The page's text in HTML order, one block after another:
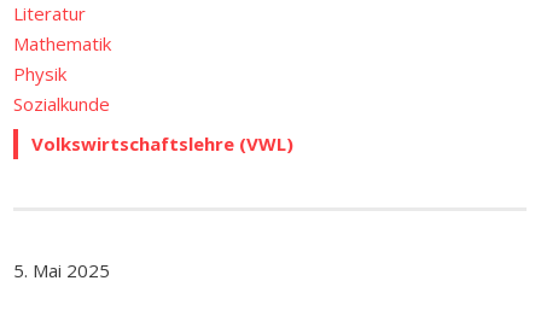
Literatur
Mathematik
Physik
Sozialkunde
Volkswirtschaftslehre (VWL)
5. Mai 2025